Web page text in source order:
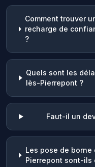
Comment trouver
recharge de
?
Quels sont les
lès-Pierrepont ?
Faut-il un
Les pose de
Pierrepont sont-ils